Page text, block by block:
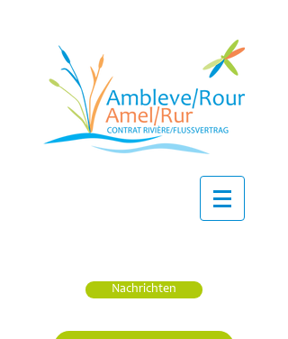
Nachrichten